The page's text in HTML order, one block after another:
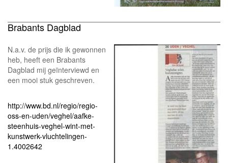
Brabants Dagblad
N.a.v. de prijs die ik gewonnen
heb, heeft een Brabants
Dagblad mij geïnterviewd en
een mooi stuk geschreven.
http://www.bd.nl/regio/regio-
oss-en-uden/veghel/aafke-
steenhuis-veghel-wint-met-
kunstwerk-vluchtelingen-
1.4002642